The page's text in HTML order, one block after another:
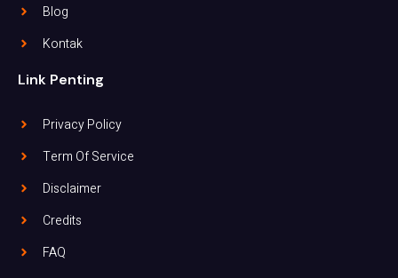
Blog
Kontak
Link Penting
Privacy Policy
Term Of Service
Disclaimer
Credits
FAQ